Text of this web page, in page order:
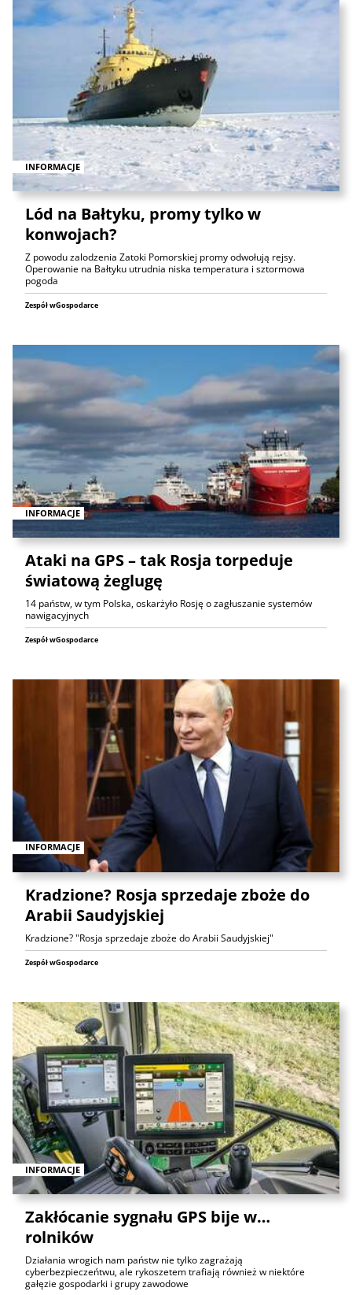
INFORMACJE
Lód na Bałtyku, promy tylko w
konwojach?
Z powodu zalodzenia Zatoki Pomorskiej promy odwołują rejsy.
Operowanie na Bałtyku utrudnia niska temperatura i sztormowa
pogoda
Zespół wGospodarce
INFORMACJE
Ataki na GPS – tak Rosja torpeduje
światową żeglugę
14 państw, w tym Polska, oskarżyło Rosję o zagłuszanie systemów
nawigacyjnych
Zespół wGospodarce
INFORMACJE
Kradzione? Rosja sprzedaje zboże do
Arabii Saudyjskiej
Kradzione? "Rosja sprzedaje zboże do Arabii Saudyjskiej"
Zespół wGospodarce
INFORMACJE
Zakłócanie sygnału GPS bije w…
rolników
Działania wrogich nam państw nie tylko zagrażają
cyberbezpieczeńtwu, ale rykoszetem trafiają również w niektóre
gałęzie gospodarki i grupy zawodowe